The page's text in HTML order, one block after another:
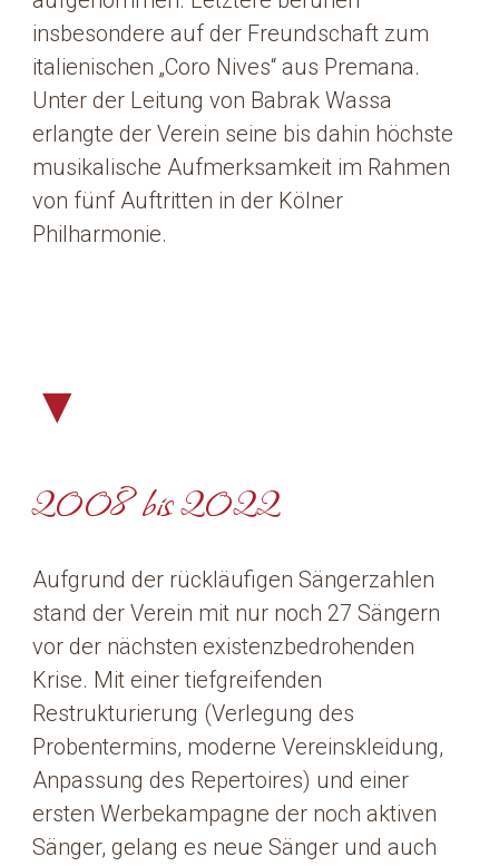
insbesondere auf der Freundschaft zum
italienischen „Coro Nives“ aus Premana.
Unter der Leitung von Babrak Wassa
erlangte der Verein seine bis dahin höchste
musikalische Aufmerksamkeit im Rahmen
von fünf Auftritten in der Kölner
Philharmonie.
▼
2008 bis 2022
Aufgrund der rückläufigen Sängerzahlen
stand der Verein mit nur noch 27 Sängern
vor der nächsten existenzbedrohenden
Krise. Mit einer tiefgreifenden
Restrukturierung (Verlegung des
Probentermins, moderne Vereinskleidung,
Anpassung des Repertoires) und einer
ersten Werbekampagne der noch aktiven
Sänger, gelang es neue Sänger und auch